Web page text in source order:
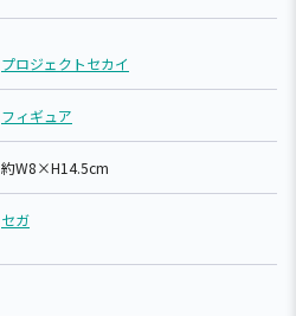
プロジェクトセカイ
フィギュア
約W8×H14.5cm
セガ